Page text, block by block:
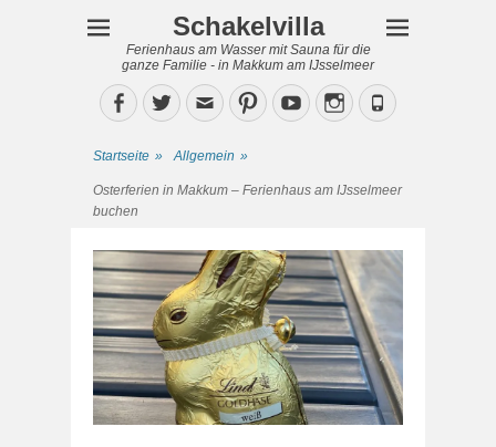
Schakelvilla
Ferienhaus am Wasser mit Sauna für die
ganze Familie - in Makkum am IJsselmeer
Facebook
TwitterEmailPinterestYouTubeInstagram
Phone
Startseite » Allgemein »
Osterferien in Makkum – Ferienhaus am IJsselmeer
buchen